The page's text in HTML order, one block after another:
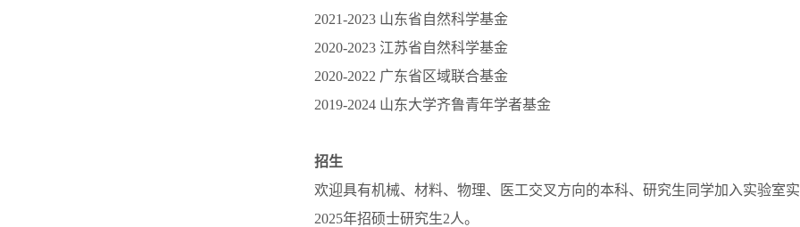
2021-2023 山东省自然科学基金
2020-2023 江苏省自然科学基金
2020-2022 广东省区域联合基金
2019-2024 山东大学齐鲁青年学者基金
招生
欢迎具有机械、材料、物理、医工交叉方向的本科、研究生同学加入实验室
2025年招硕士研究生2人。